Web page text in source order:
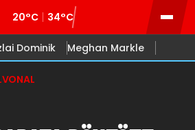
20°C 34°C
Dominik Meghan Markle